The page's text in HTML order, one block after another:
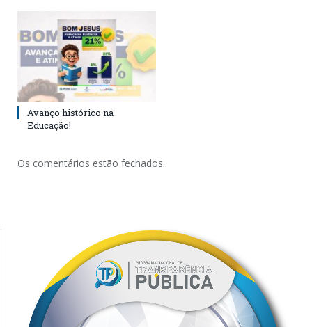
Avanço histórico na
Educação!
Os comentários estão fechados.